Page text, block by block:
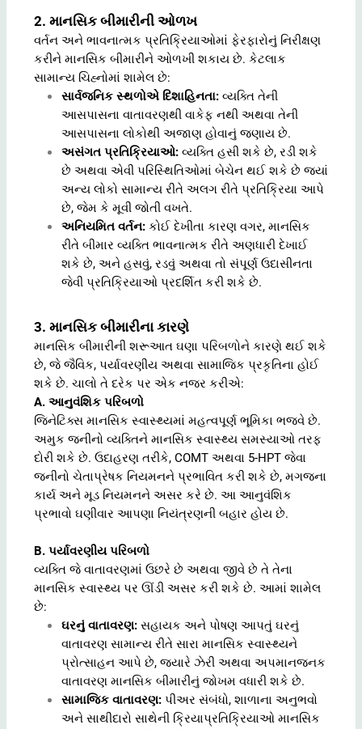
2. માનસિક બીમારીની ઓળખ
વર્તન અને ભાવનાત્મક પ્રતિક્રિયાઓમાં ફેરફારોનું નિરીક્ષણ
કરીને માનસિક બીમારીને ઓળખી શકાય છે. કેટલાક
સામાન્ય ચિહ્નોમાં શામેલ છે:
સાર્વજનિક સ્થળોએ દિશાહિનતા: વ્યક્તિ તેની
આસપાસના વાતાવરણથી વાકેફ નથી અથવા તેની
આસપાસના લોકોથી અજાણ હોવાનું જણાય છે.
અસંગત પ્રતિક્રિયાઓ: વ્યક્તિ હસી શકે છે, રડી શકે
છે અથવા એવી પરિસ્થિતિઓમાં બેચેન થઈ શકે છે જ્યાં
અન્ય લોકો સામાન્ય રીતે અલગ રીતે પ્રતિક્રિયા આપે
છે, જેમ કે મૂવી જોતી વખતે.
અનિયમિત વર્તન: કોઈ દેખીતા કારણ વગર, માનસિક
રીતે બીમાર વ્યક્તિ ભાવનાત્મક રીતે અણધારી દેખાઈ
શકે છે, અને હસવું, રડવું અથવા તો સંપૂર્ણ ઉદાસીનતા
જેવી પ્રતિક્રિયાઓ પ્રદર્શિત કરી શકે છે.
3. માનસિક બીમારીના કારણે
માનસિક બીમારીની શરૂઆત ઘણા પરિબળોને કારણે થઈ શકે
છે, જે જૈવિક, પર્યાવરણીય અથવા સામાજિક પ્રકૃતિના હોઈ
શકે છે. ચાલો તે દરેક પર એક નજર કરીએ:
A. આનુવંશિક પરિબળો
જિનેટિક્સ માનસિક સ્વાસ્થ્યમાં મહત્વપૂર્ણ ભૂમિકા ભજવે છે.
અમુક જનીનો વ્યક્તિને માનસિક સ્વાસ્થ્ય સમસ્યાઓ તરફ
દોરી શકે છે. ઉદાહરણ તરીકે, COMT અથવા 5-HPT જેવા
જનીનો ચેતાપ્રેષક નિયમનને પ્રભાવિત કરી શકે છે, મગજના
કાર્ય અને મૂડ નિયમનને અસર કરે છે. આ આનુવંશિક
પ્રભાવો ઘણીવાર આપણા નિયંત્રણની બહાર હોય છે.
B. પર્યાવરણીય પરિબળો
વ્યક્તિ જે વાતાવરણમાં ઉછરે છે અથવા જીવે છે તે તેના
માનસિક સ્વાસ્થ્ય પર ઊંડી અસર કરી શકે છે. આમાં શામેલ
છે:
ઘરનું વાતાવરણ: સહાયક અને પોષણ આપતું ઘરનું
વાતાવરણ સામાન્ય રીતે સારા માનસિક સ્વાસ્થ્યને
પ્રોત્સાહન આપે છે, જ્યારે ઝેરી અથવા અપમાનજનક
વાતાવરણ માનસિક બીમારીનું જોખમ વધારી શકે છે.
સામાજિક વાતાવરણ: પીઅર સંબંધો, શાળાના અનુભવો
અને સાથીદારો સાથેની ક્રિયાપ્રતિક્રિયાઓ માનસિક